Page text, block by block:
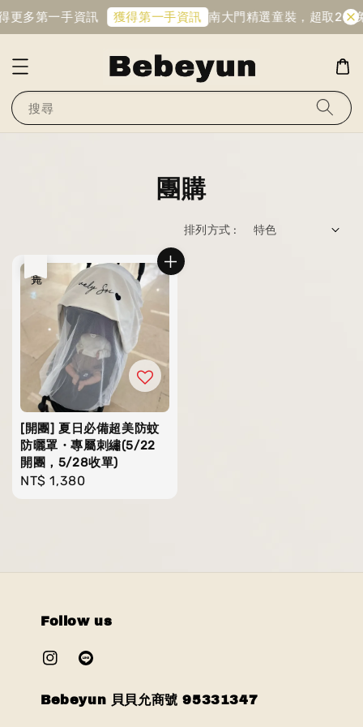
更多第一手資訊 獲得第一手資訊 南大門精選童裝，超取2件
搜尋
團購
排列方式 :
[開團] 夏日必備超美防蚊
防曬罩・專屬刺繡(5/22
開團，5/28收單)
Regular
NT$ 1,380
Follow us
Bebeyun 貝貝允商號 95331347